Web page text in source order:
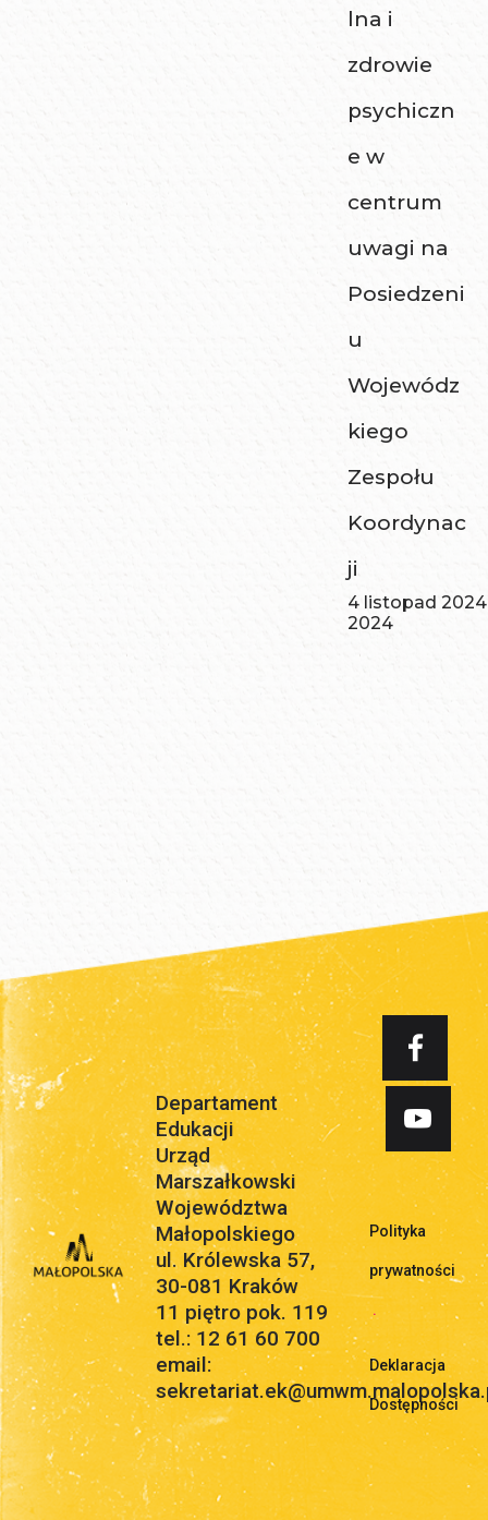
lna i
zdrowie
psychiczn
e w
centrum
uwagi na
Posiedzeni
u
Wojewódz
kiego
Zespołu
Koordynac
ji
4 listopad 2024
2024
Departament
Edukacji
Urząd
Marszałkowski
Województwa
Małopolskiego
ul. Królewska 57,
30-081 Kraków
11 piętro pok. 119
tel.: 12 61 60 700
email:
Polityka
prywatności
.
Deklaracja
Dostępności